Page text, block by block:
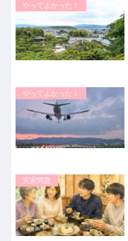
やってよかった！
やってよかった！
実家問題